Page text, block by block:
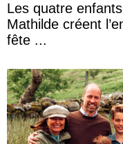
Les quatre
Mathilde créent
fête ...